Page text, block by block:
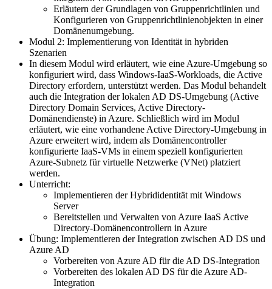
Erläutern der Grundlagen von Gruppenrichtlinien und
Konfigurieren von Gruppenrichtlinienobjekten in einer
Domänenumgebung.
Modul 2: Implementierung von Identität in hybriden
Szenarien
In diesem Modul wird erläutert, wie eine Azure-Umgebung so
konfiguriert wird, dass Windows-IaaS-Workloads, die Active
Directory erfordern, unterstützt werden. Das Modul behandelt
auch die Integration der lokalen AD DS-Umgebung (Active
Directory Domain Services, Active Directory-
Domänendienste) in Azure. Schließlich wird im Modul
erläutert, wie eine vorhandene Active Directory-Umgebung in
Azure erweitert wird, indem als Domänencontroller
konfigurierte IaaS-VMs in einem speziell konfigurierten
Azure-Subnetz für virtuelle Netzwerke (VNet) platziert
werden.
Unterricht:
Implementieren der Hybrididentität mit Windows
Server
Bereitstellen und Verwalten von Azure IaaS Active
Directory-Domänencontrollern in Azure
Übung: Implementieren der Integration zwischen AD DS und
Azure AD
Vorbereiten von Azure AD für die AD DS-Integration
Vorbereiten des lokalen AD DS für die Azure AD-
Integration